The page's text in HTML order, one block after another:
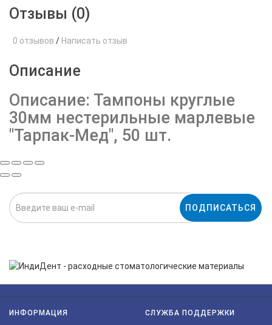
Отзывы (0)
0 отзывов / Написать отзыв
Описание
Описание: Тампоны круглые
30мм нестерильные марлевые
"Тарпак-Мед", 50 шт.
ПОДПИСАТЬСЯ
ИНФОРМАЦИЯ СЛУЖБА ПОДДЕРЖКИ